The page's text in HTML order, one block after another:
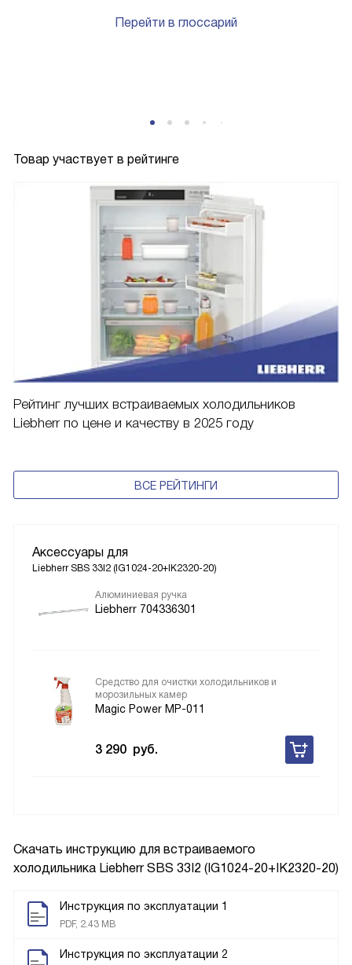
Скачать инструкцию для встраиваемого
холодильника Liebherr SBS 33I2 (IG1024-20+IK2320-20)
Инструкция по эксплуатации 1
PDF, 2.43 MB
Инструкция по эксплуатации 2
Перейти в глоссарий
Товар участвует в рейтинге
Рейтинг лучших встраиваемых холодильников
Liebherr по цене и качеству в 2025 году
ВСЕ РЕЙТИНГИ
Аксессуары для
Liebherr SBS 33I2 (IG1024-20+IK2320-20)
Алюминиевая ручка
Liebherr 704336301
Средство для очистки холодильников и
морозильных камер
Magic Power MP-011
3 290 руб.